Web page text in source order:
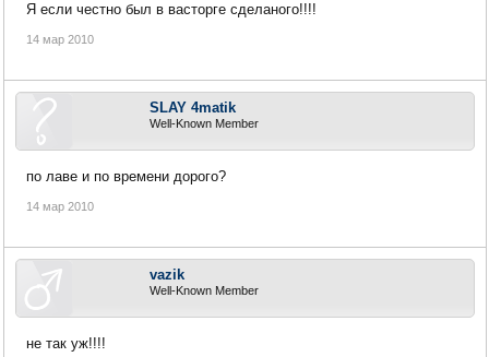
Я если честно был в васторге сделаного!!!!
14 мар 2010
SLAY 4matik
Well-Known Member
по лаве и по времени дорого?
14 мар 2010
vazik
Well-Known Member
не так уж!!!!